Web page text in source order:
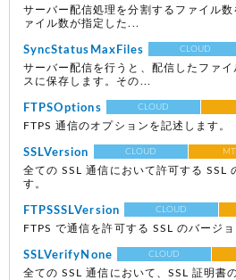
サーバー配信処理を分割するファイル
ァイル数が指定した...
SyncStatusMaxFiles CLOUD
サーバー配信を行うと、配信したファ
スに保存します。その...
FTPSOptions CLOUD
FTPS 通信のオプションを記述します。
SSLVersion CLOUD
全ての SSL 通信において許可する SSL
す。
FTPSSSLVersion CLOUD
FTPS で通信を許可する SSL のバージョ
SSLVerifyNone CLOUD
全ての SSL 通信において、SSL 証明書